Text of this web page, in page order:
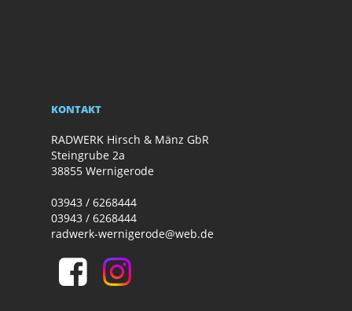
KONTAKT
RADWERK Hirsch & Mänz GbR
Steingrube 2a
38855 Wernigerode
03943 / 6268444
03943 / 6268444
radwerk-wernigerode@web.de